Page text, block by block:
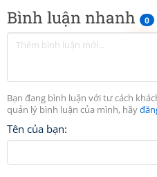
Bình luận nhanh 0
Bạn đang bình luận với tư cách
quản lý bình luận của mình, hãy
Tên của bạn: